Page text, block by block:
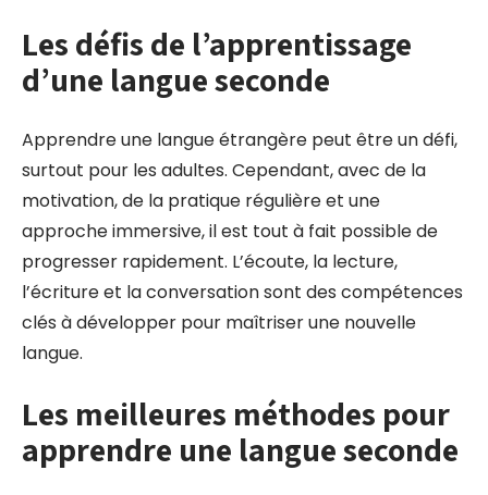
Les défis de l’apprentissage
d’une langue seconde
Apprendre une langue étrangère peut être un défi,
surtout pour les adultes. Cependant, avec de la
motivation, de la pratique régulière et une
approche immersive, il est tout à fait possible de
progresser rapidement. L’écoute, la lecture,
l’écriture et la conversation sont des compétences
clés à développer pour maîtriser une nouvelle
langue.
Les meilleures méthodes pour
apprendre une langue seconde